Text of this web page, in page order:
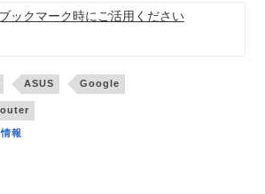
ックマーク時にご活用ください
ASUS Google
報